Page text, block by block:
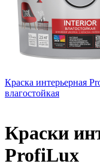
Краска интерьерная
влагостойкая
Краски
ProfiLux